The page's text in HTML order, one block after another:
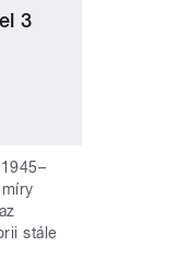
3
stále